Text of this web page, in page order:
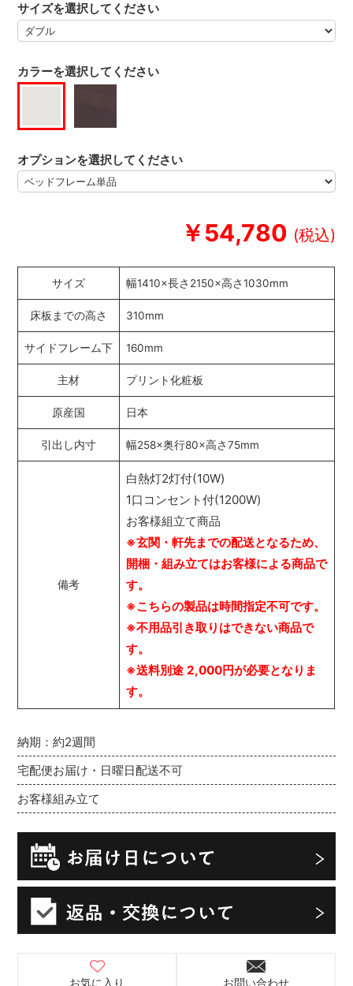
￥54,780
納期：約2週間
宅配便お届け・日曜日配送不可
お客様組み立て
カラーを選択してください
サイズを選択してください
オプションを選択してください
お気に入り お問い合わせ
サイズ 幅1410×長さ2150×高さ1030mm
床板までの高さ 310mm
サイドフレーム下 160mm
主材 プリント化粧板
原産国 日本
引出し内寸 幅258×奥行80×高さ75mm
備考
白熱灯2灯付(10W)
1口コンセント付(1200W)
お客様組立て商品
※玄関・軒先までの配送となるため、
開梱・組み立てはお客様による商品で
す。
※こちらの製品は時間指定不可です。
※不用品引き取りはできない商品で
す。
※送料別途 2,000円が必要となりま
す。